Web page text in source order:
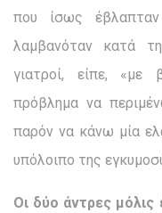
που ίσως
λαμβανόταν κατά
γιατροί, είπε,
πρόβλημα να
παρόν να κάνω μία
υπόλοιπο της
Οι δύο άντρες